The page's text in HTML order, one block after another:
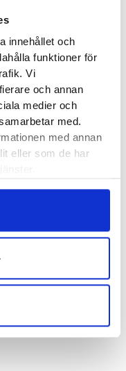
innehållet och
funktioner för
Vi
och annan
medier och
med.
med annan
eller som de har
vill ha mycket skydd
More Trail v2 ett
mycket
mönstring som ger